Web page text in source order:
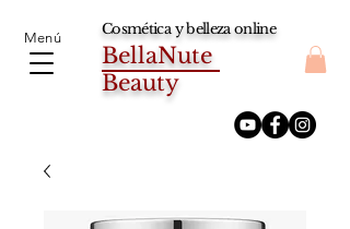
Menú Cosmética y belleza online
BellaNute
Beauty